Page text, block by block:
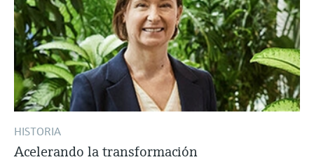
HISTORIA
Acelerando la transformación